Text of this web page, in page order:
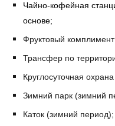
Чайно-кофейная
основе;
Фруктовый
Трансфер по
Круглосуточная
Зимний парк (зимний
Каток (зимний период);